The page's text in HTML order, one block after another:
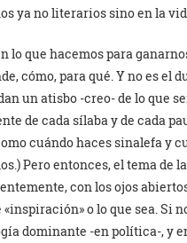
ya no literarios sino en la
lo que hacemos para
cómo, para qué. Y no es el
un atisbo -creo- de lo que
de cada sílaba y de cada
cuándo haces sinalefa y
Pero entonces, el tema de
con los ojos
o lo que sea. Si
dominante -en política-, y